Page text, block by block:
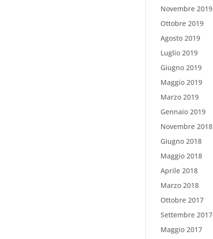
Novembre 2019
Ottobre 2019
Agosto 2019
Luglio 2019
Giugno 2019
Maggio 2019
Marzo 2019
Gennaio 2019
Novembre 2018
Giugno 2018
Maggio 2018
Aprile 2018
Marzo 2018
Ottobre 2017
Settembre 2017
Maggio 2017